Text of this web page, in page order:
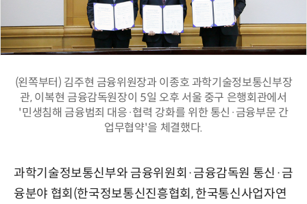
(왼쪽부터) 김주현 금융위원장과 이종호 과학기술정보통신부장
관, 이복현 금융감독원장이 5일 오후 서울 중구 은행회관에서
'민생침해 금융범죄 대응·협력 강화를 위한 통신·금융부문 간
업무협약'을 체결했다.
과학기술정보통신부와 금융위원회·금융감독원 통신·금
융분야 협회(한국정보통신진흥협회, 한국통신사업자연